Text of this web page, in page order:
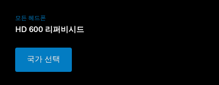
모든 헤드폰
HD 600 리퍼비시드
국가 선택